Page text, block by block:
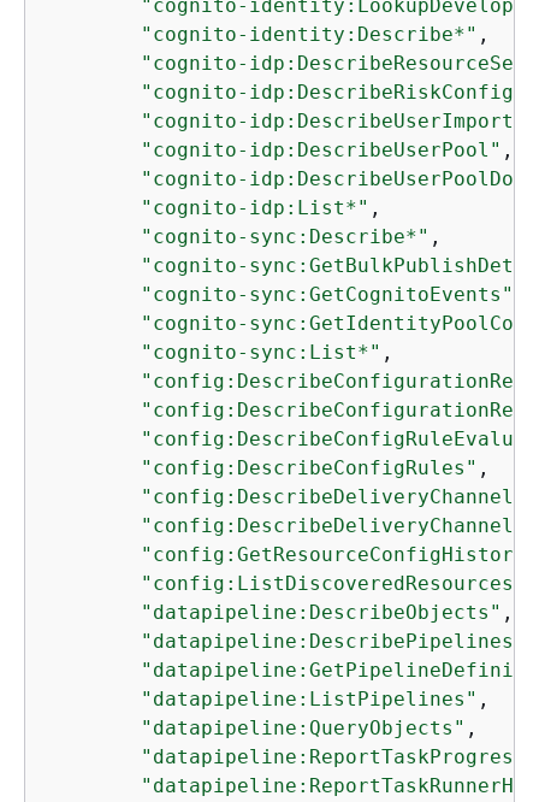
"cognito-
"cognito-identity:Describe*" ,
"cognito-
"cognito-
"cognito-
"cognito-idp:DescribeUserPool" ,
"cognito-
"cognito-idp:List*" ,
"cognito-sync:Describe*" ,
"cognito-
"cognito-sync:GetCognitoEvents"
"cognito-
"cognito-sync:List*" ,
"config:DescribeConfigRules" ,
"config:DescribeDeliveryChannels"
"config:GetResourceConfigHistory"
"config:ListDiscoveredResources"
"datapipeline:DescribeObjects" ,
"datapipeline:DescribePipelines"
"datapipeline:ListPipelines" ,
"datapipeline:QueryObjects" ,
"datapipeline:ReportTaskProgress"